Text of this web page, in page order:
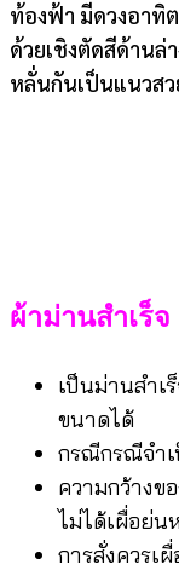
ท้องฟ้า มีดวงอาทิ
ด้วยเชิงตัดสีด้านล่
หลั่นกันเป็นแนวสว
ผ้าม่านสำเร็จ
เป็นม่านสำเ
ขนาดได้
กรณีกรณีจำเ
ความกว้างข
ไม่ได้เผื่อย่น
การสั่งควรเ